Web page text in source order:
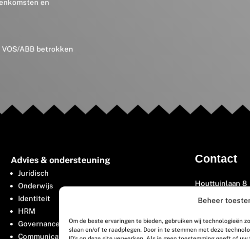
Beheer
Om de beste ervaringen te bieden, gebruiken wij technologieën
slaan en/of te raadplegen. Door in te stemmen met deze
en
ABB betrokken
Advies & ondersteuning
Juridisch
Onderwijs
Identiteit
HRM
Governance
Communicatie
Contact
Houttuinlaan 8
3447 GM
(0348) 405 200